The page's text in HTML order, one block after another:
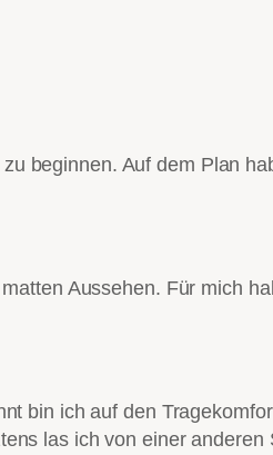
beginnen. Auf dem Plan
Aussehen. Für mich
bin ich auf den
las ich von einer anderen